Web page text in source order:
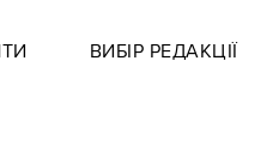
ВИБІР РЕДАКЦІЇ